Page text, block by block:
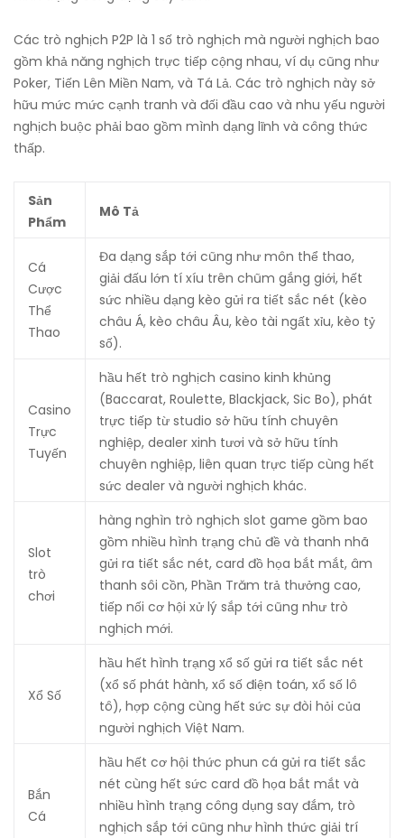
Các trò nghịch P2P là 1 số trò nghịch mà người nghịch bao
gồm khả năng nghịch trực tiếp cộng nhau, ví dụ cũng như
Poker, Tiến Lên Miền Nam, và Tá Lả. Các trò nghịch này sở
hữu mức mức cạnh tranh và đối đầu cao và nhu yếu người
nghịch buộc phải bao gồm mình dạng lĩnh và công thức
thấp.
Sản
Phẩm
Mô Tả
Cá
Cược
Thể
Thao
Đa dạng sắp tới cũng như môn thể thao,
giải đấu lớn tí xíu trên chũm gắng giới, hết
sức nhiều dạng kèo gửi ra tiết sắc nét (kèo
châu Á, kèo châu Âu, kèo tài ngất xỉu, kèo tỷ
số).
Casino
Trực
Tuyến
hầu hết trò nghịch casino kinh khủng
(Baccarat, Roulette, Blackjack, Sic Bo), phát
trực tiếp từ studio sở hữu tính chuyên
nghiệp, dealer xinh tươi và sở hữu tính
chuyên nghiệp, liên quan trực tiếp cùng hết
sức dealer và người nghịch khác.
Slot
trò
chơi
hàng nghìn trò nghịch slot game gồm bao
gồm nhiều hình trạng chủ đề và thanh nhã
gửi ra tiết sắc nét, card đồ họa bắt mắt, âm
thanh sôi cồn, Phần Trăm trả thưởng cao,
tiếp nối cơ hội xử lý sắp tới cũng như trò
nghịch mới.
Xổ Số
hầu hết hình trạng xổ số gửi ra tiết sắc nét
(xổ số phát hành, xổ số điện toán, xổ số lô
tô), hợp cộng cùng hết sức sự đòi hỏi của
người nghịch Việt Nam.
Bắn
Cá
hầu hết cơ hội thức phun cá gửi ra tiết sắc
nét cùng hết sức card đồ họa bắt mắt và
nhiều hình trạng công dụng say đắm, trò
nghịch sắp tới cũng như hình thức giải trí